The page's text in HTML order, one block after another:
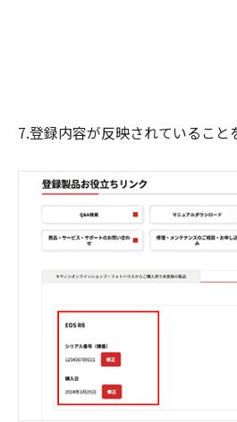
7.登録内容が反映されていること